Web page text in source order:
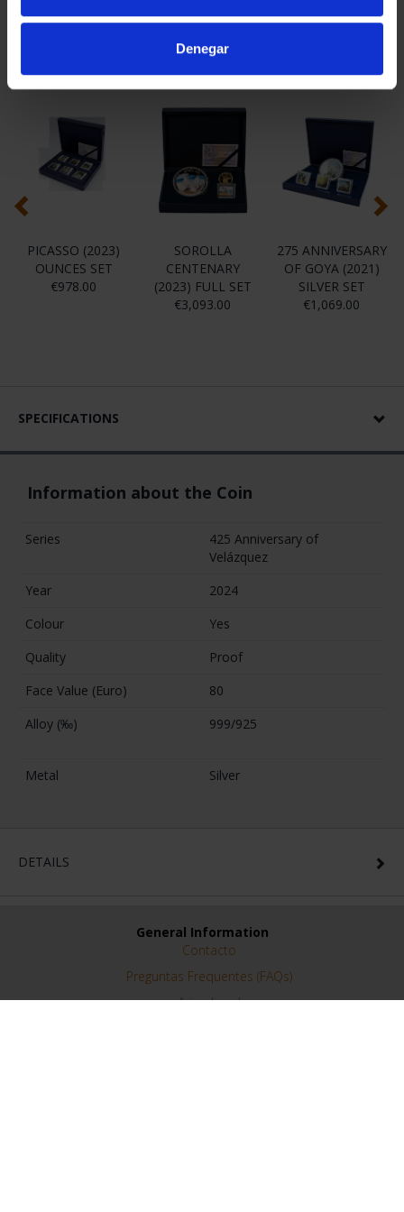
Denegar
You may also be interested in these products:
PICASSO (2023)
OUNCES SET
€978.00
SOROLLA
CENTENARY
(2023) FULL SET
€3,093.00
275 ANNIVERSARY
OF GOYA (2021)
SILVER SET
€1,069.00
SPECIFICATIONS
Information about the Coin
Series
425 Anniversary of
Velázquez
Year
2024
Colour
Yes
Quality
Proof
Face Value (Euro)
80
Alloy (‰)
999/925
Metal Silver
DETAILS
General Information
Contacto
Preguntas Frequentes (FAQs)
Aviso Legal